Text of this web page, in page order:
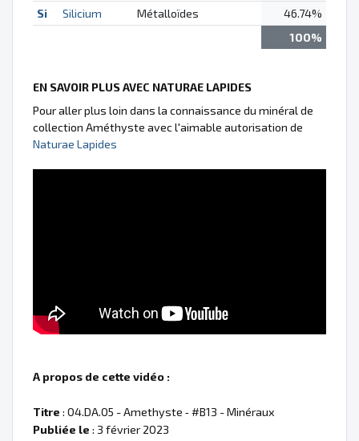
Si
Silicium Métalloïdes
46.74%
100%
EN SAVOIR PLUS AVEC NATURAE LAPIDES
Pour aller plus loin dans la connaissance du minéral de
collection Améthyste avec l'aimable autorisation de
Naturae Lapides
A propos de cette vidéo :
Titre : 04.DA.05 - Amethyste ‐ #B13 - Minéraux
Publiée le : 3 février 2023